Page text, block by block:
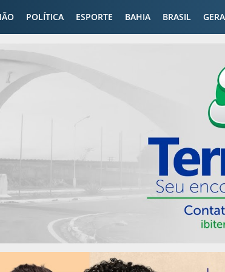
POLÍTICA ESPORTE BAHIA BRASIL